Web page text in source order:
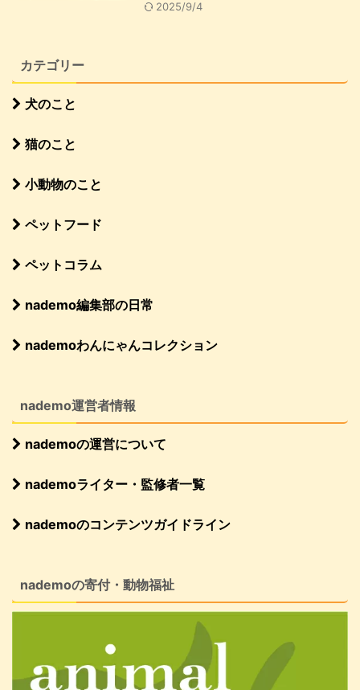
2025/9/4
カテゴリー
犬のこと
猫のこと
小動物のこと
ペットフード
ペットコラム
nademo編集部の日常
nademoわんにゃんコレクション
nademo運営者情報
nademoの運営について
nademoライター・監修者一覧
nademoのコンテンツガイドライン
nademoの寄付・動物福祉